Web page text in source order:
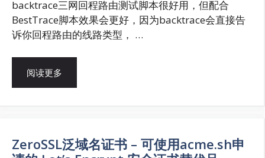
backtrace三网回程路由测试脚本很好用，但配合
BestTrace脚本效果会更好，因为backtrace会直接告
诉你回程路由的线路类型， …
阅读更多
ZeroSSL泛域名证书 – 可使用acme.sh申